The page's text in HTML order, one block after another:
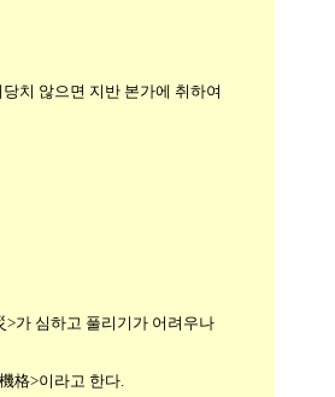
치 않으면 지반 본가에 취하여
.
가 심하고 풀리기가 어려우나
格>이라고 한다.